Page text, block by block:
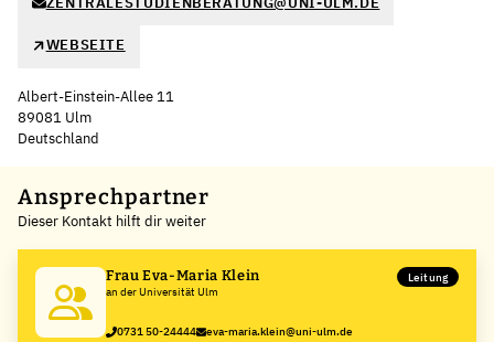
WEBSEITE
Albert-Einstein-Allee 11
89081 Ulm
Deutschland
+
−
Ansprechpartner
Dieser Kontakt hilft dir weiter
Frau Eva-Maria Klein
an der Universität Ulm
Leitung
0731 50-24444 eva-maria.klein@uni-ulm.de